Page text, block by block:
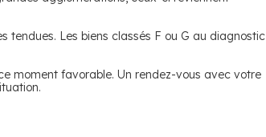
tendues. Les biens classés F ou G au diagnostic
moment favorable. Un rendez-vous avec votre